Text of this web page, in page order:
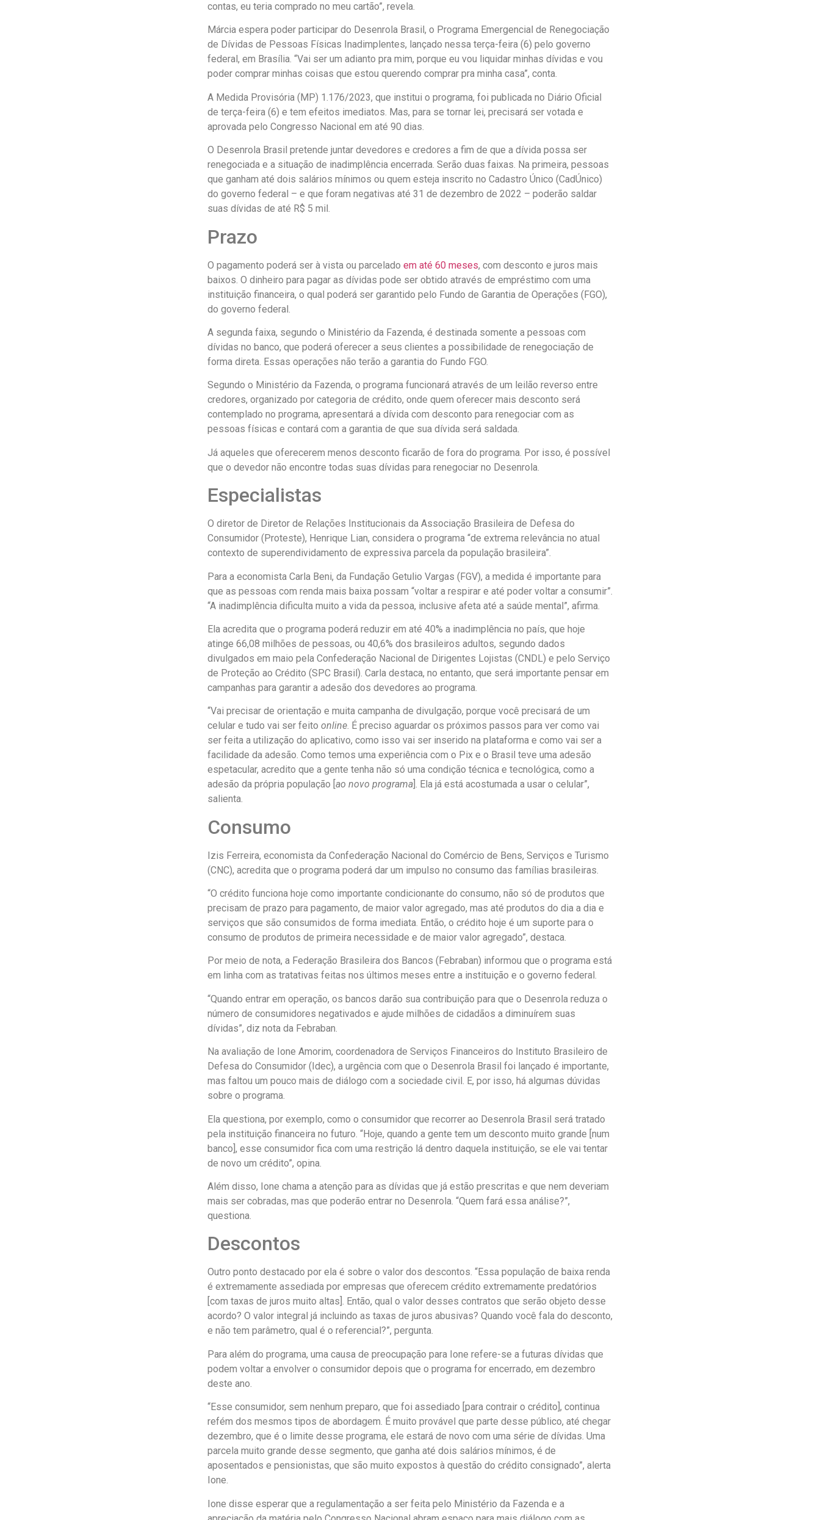
contas, eu teria comprado no meu cartão”, revela.
Márcia espera poder participar do Desenrola Brasil, o Programa Emergencial de Renegociação
de Dívidas de Pessoas Físicas Inadimplentes, lançado nessa terça-feira (6) pelo governo
federal, em Brasília. “Vai ser um adianto pra mim, porque eu vou liquidar minhas dívidas e vou
poder comprar minhas coisas que estou querendo comprar pra minha casa”, conta.
A Medida Provisória (MP) 1.176/2023, que institui o programa, foi publicada no Diário Oficial
de terça-feira (6) e tem efeitos imediatos. Mas, para se tornar lei, precisará ser votada e
aprovada pelo Congresso Nacional em até 90 dias.
O Desenrola Brasil pretende juntar devedores e credores a fim de que a dívida possa ser
renegociada e a situação de inadimplência encerrada. Serão duas faixas. Na primeira, pessoas
que ganham até dois salários mínimos ou quem esteja inscrito no Cadastro Único (CadÚnico)
do governo federal – e que foram negativas até 31 de dezembro de 2022 – poderão saldar
suas dívidas de até R$ 5 mil.
Prazo
O pagamento poderá ser à vista ou parcelado em até 60 meses, com desconto e juros mais
baixos. O dinheiro para pagar as dívidas pode ser obtido através de empréstimo com uma
instituição financeira, o qual poderá ser garantido pelo Fundo de Garantia de Operações (FGO),
do governo federal.
A segunda faixa, segundo o Ministério da Fazenda, é destinada somente a pessoas com
dívidas no banco, que poderá oferecer a seus clientes a possibilidade de renegociação de
forma direta. Essas operações não terão a garantia do Fundo FGO.
Segundo o Ministério da Fazenda, o programa funcionará através de um leilão reverso entre
credores, organizado por categoria de crédito, onde quem oferecer mais desconto será
contemplado no programa, apresentará a dívida com desconto para renegociar com as
pessoas físicas e contará com a garantia de que sua dívida será saldada.
Já aqueles que oferecerem menos desconto ficarão de fora do programa. Por isso, é possível
que o devedor não encontre todas suas dívidas para renegociar no Desenrola.
Especialistas
O diretor de Diretor de Relações Institucionais da Associação Brasileira de Defesa do
Consumidor (Proteste), Henrique Lian, considera o programa “de extrema relevância no atual
contexto de superendividamento de expressiva parcela da população brasileira”.
Para a economista Carla Beni, da Fundação Getulio Vargas (FGV), a medida é importante para
que as pessoas com renda mais baixa possam “voltar a respirar e até poder voltar a consumir”.
“A inadimplência dificulta muito a vida da pessoa, inclusive afeta até a saúde mental”, afirma.
Ela acredita que o programa poderá reduzir em até 40% a inadimplência no país, que hoje
atinge 66,08 milhões de pessoas, ou 40,6% dos brasileiros adultos, segundo dados
divulgados em maio pela Confederação Nacional de Dirigentes Lojistas (CNDL) e pelo Serviço
de Proteção ao Crédito (SPC Brasil). Carla destaca, no entanto, que será importante pensar em
campanhas para garantir a adesão dos devedores ao programa.
“Vai precisar de orientação e muita campanha de divulgação, porque você precisará de um
celular e tudo vai ser feito online. É preciso aguardar os próximos passos para ver como vai
ser feita a utilização do aplicativo, como isso vai ser inserido na plataforma e como vai ser a
facilidade da adesão. Como temos uma experiência com o Pix e o Brasil teve uma adesão
espetacular, acredito que a gente tenha não só uma condição técnica e tecnológica, como a
adesão da própria população [ ao novo programa ]. Ela já está acostumada a usar o celular”,
salienta.
Consumo
Izis Ferreira, economista da Confederação Nacional do Comércio de Bens, Serviços e Turismo
(CNC), acredita que o programa poderá dar um impulso no consumo das famílias brasileiras.
“O crédito funciona hoje como importante condicionante do consumo, não só de produtos que
precisam de prazo para pagamento, de maior valor agregado, mas até produtos do dia a dia e
serviços que são consumidos de forma imediata. Então, o crédito hoje é um suporte para o
consumo de produtos de primeira necessidade e de maior valor agregado”, destaca.
Por meio de nota, a Federação Brasileira dos Bancos (Febraban) informou que o programa está
em linha com as tratativas feitas nos últimos meses entre a instituição e o governo federal.
“Quando entrar em operação, os bancos darão sua contribuição para que o Desenrola reduza o
número de consumidores negativados e ajude milhões de cidadãos a diminuírem suas
dívidas”, diz nota da Febraban.
Na avaliação de Ione Amorim, coordenadora de Serviços Financeiros do Instituto Brasileiro de
Defesa do Consumidor (Idec), a urgência com que o Desenrola Brasil foi lançado é importante,
mas faltou um pouco mais de diálogo com a sociedade civil. E, por isso, há algumas dúvidas
sobre o programa.
Ela questiona, por exemplo, como o consumidor que recorrer ao Desenrola Brasil será tratado
pela instituição financeira no futuro. “Hoje, quando a gente tem um desconto muito grande [num
banco], esse consumidor fica com uma restrição lá dentro daquela instituição, se ele vai tentar
de novo um crédito”, opina.
Além disso, Ione chama a atenção para as dívidas que já estão prescritas e que nem deveriam
mais ser cobradas, mas que poderão entrar no Desenrola. “Quem fará essa análise?”,
questiona.
Descontos
Outro ponto destacado por ela é sobre o valor dos descontos. “Essa população de baixa renda
é extremamente assediada por empresas que oferecem crédito extremamente predatórios
[com taxas de juros muito altas]. Então, qual o valor desses contratos que serão objeto desse
acordo? O valor integral já incluindo as taxas de juros abusivas? Quando você fala do desconto,
e não tem parâmetro, qual é o referencial?”, pergunta.
Para além do programa, uma causa de preocupação para Ione refere-se a futuras dívidas que
podem voltar a envolver o consumidor depois que o programa for encerrado, em dezembro
deste ano.
“Esse consumidor, sem nenhum preparo, que foi assediado [para contrair o crédito], continua
refém dos mesmos tipos de abordagem. É muito provável que parte desse público, até chegar
dezembro, que é o limite desse programa, ele estará de novo com uma série de dívidas. Uma
parcela muito grande desse segmento, que ganha até dois salários mínimos, é de
aposentados e pensionistas, que são muito expostos à questão do crédito consignado”, alerta
Ione.
Ione disse esperar que a regulamentação a ser feita pelo Ministério da Fazenda e a